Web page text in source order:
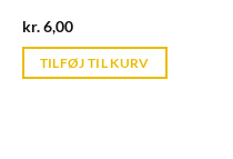
kr.6,00Current
is:
kr. 39,95.
TILFØJ TIL KURV